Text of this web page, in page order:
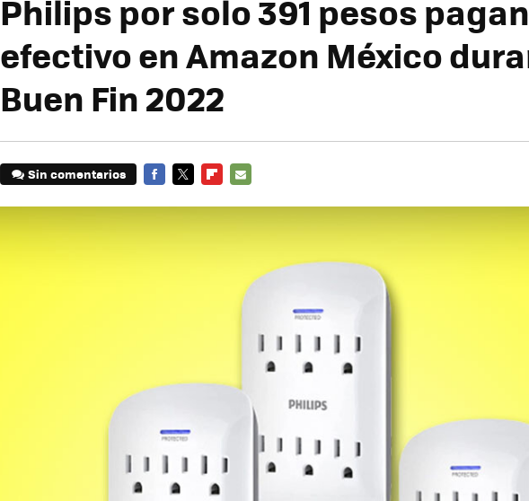
Philips por solo 391 pesos
efectivo en Amazon México
Buen Fin 2022
Sin comentarios